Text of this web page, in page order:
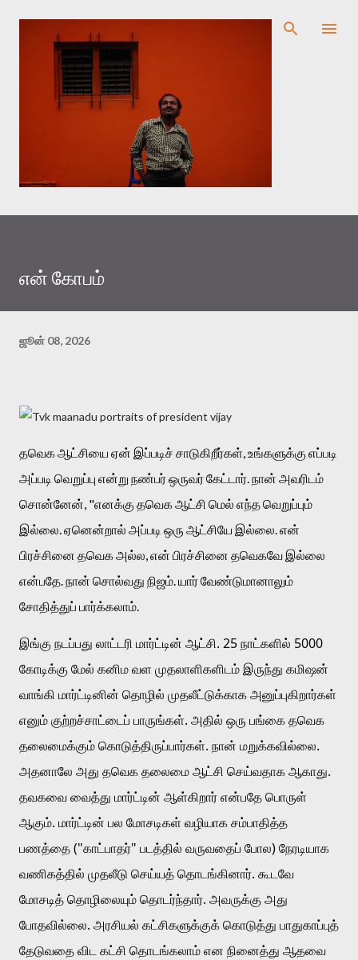
முதன்மை உள்ளடக்கத்திற்குச் செல்
என் கோபம்
ஜூன் 08, 2026
தவெக ஆட்சியை ஏன் இப்படிச் சாடுகிறீர்கள், உங்களுக்கு எப்படி
அப்படி வெறுப்பு என்று நண்பர் ஒருவர் கேட்டார். நான் அவரிடம்
சொன்னேன், "எனக்கு தவெக ஆட்சி மெல் எந்த வெறுப்பும்
இல்லை. ஏனென்றால் அப்படி ஒரு ஆட்சியே இல்லை. என்
பிரச்சினை தவெக அல்ல, என் பிரச்சினை தவெகவே இல்லை
என்பதே. நான் சொல்வது நிஜம். யார் வேண்டுமானாலும்
சோதித்துப் பார்க்கலாம்.
இங்கு நடப்பது லாட்டரி மார்ட்டின் ஆட்சி. 25 நாட்களில் 5000
கோடிக்கு மேல் கனிம வள முதலாளிகளிடம் இருந்து கமிஷன்
வாங்கி மார்ட்டினின் தொழில் முதலீட்டுக்காக அனுப்புகிறார்கள்
எனும் குற்றச்சாட்டைப் பாருங்கள். அதில் ஒரு பங்கை தவெக
தலைமைக்கும் கொடுத்திருப்பார்கள். நான் மறுக்கவில்லை.
அதனாலே அது தவெக தலைமை ஆட்சி செய்வதாக ஆகாது.
தவகவை வைத்து மார்ட்டின் ஆள்கிறார் என்பதே பொருள்
ஆகும். மார்ட்டின் பல மோசடிகள் வழியாக சம்பாதித்த
பணத்தை ("காட்பாதர்" படத்தில் வருவதைப் போல) நேரடியாக
வணிகத்தில் முதலீடு செய்யத் தொடங்கினார். கூடவே
மோசடித் தொழிலையும் தொடர்ந்தார். அவருக்கு அது
போதவில்லை. அரசியல் கட்சிகளுக்குக் கொடுத்து பாதுகாப்புத்
தேடுவதை விட கட்சி தொடங்கலாம் என நினைத்து ஆதவை